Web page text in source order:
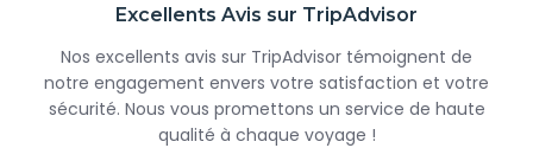
Excellents Avis sur TripAdvisor
Nos excellents avis sur TripAdvisor témoignent de
notre engagement envers votre satisfaction et votre
sécurité. Nous vous promettons un service de haute
qualité à chaque voyage !